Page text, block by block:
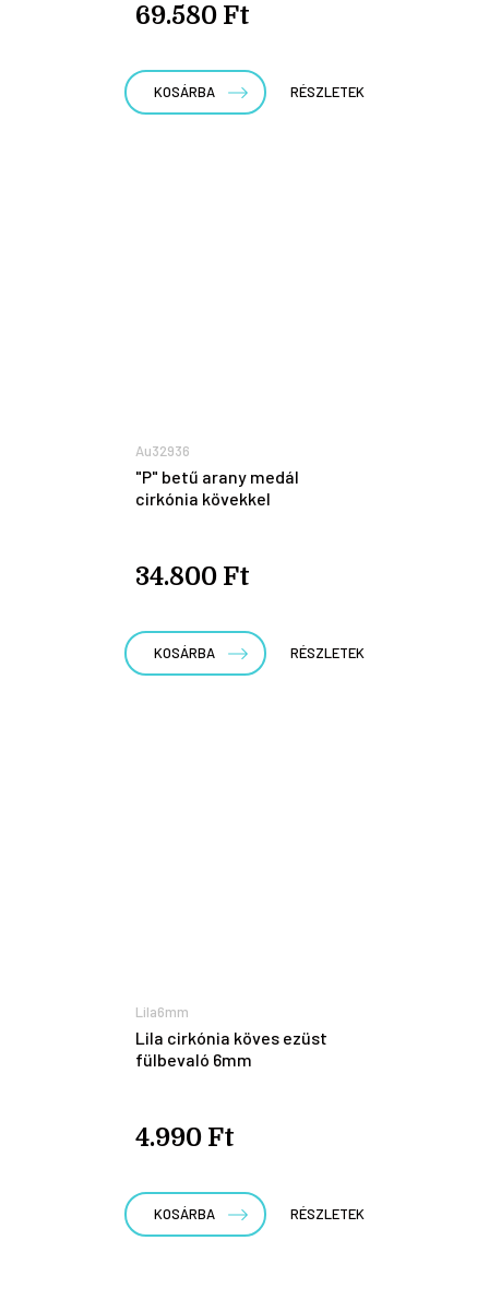
69.580 Ft
KOSÁRBA RÉSZLETEK
Au32936
"P" betű arany medál
cirkónia kövekkel
34.800 Ft
KOSÁRBA RÉSZLETEK
Lila6mm
Lila cirkónia köves ezüst
fülbevaló 6mm
4.990 Ft
KOSÁRBA RÉSZLETEK